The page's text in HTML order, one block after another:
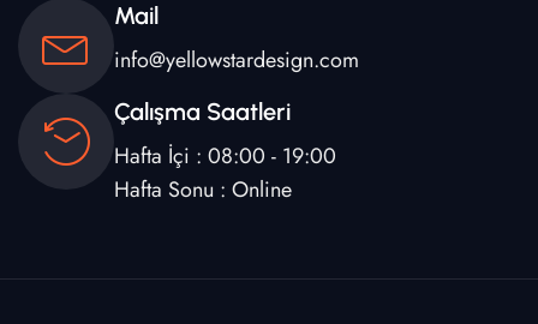
Mail
info@yellowstardesign.com
Çalışma Saatleri
Hafta İçi : 08:00 - 19:00
Hafta Sonu : Online